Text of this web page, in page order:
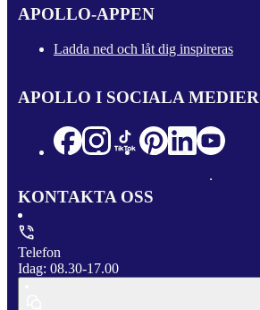
APOLLO-APPEN
Ladda ned och låt dig inspireras
APOLLO I SOCIALA MEDIER
KONTAKTA OSS
Telefon
Idag: 08.30-17.00